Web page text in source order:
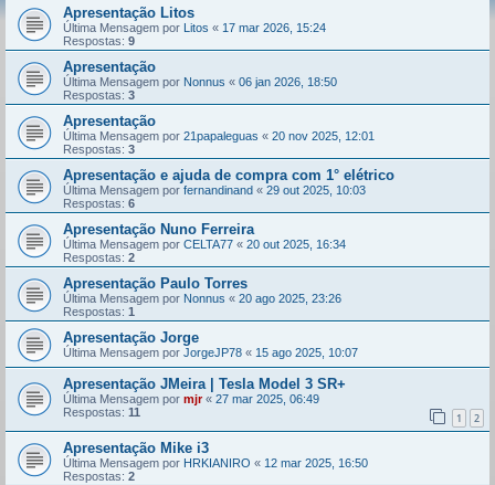
Apresentação Litos
Última Mensagem por Litos « 17 mar 2026, 15:24
Respostas: 9
Apresentação
Última Mensagem por Nonnus « 06 jan 2026, 18:50
Respostas: 3
Apresentação
Última Mensagem por 21papaleguas « 20 nov 2025, 12:01
Respostas: 3
Apresentação e ajuda de compra com 1° elétrico
Última Mensagem por fernandinand « 29 out 2025, 10:03
Respostas: 6
Apresentação Nuno Ferreira
Última Mensagem por CELTA77 « 20 out 2025, 16:34
Respostas: 2
Apresentação Paulo Torres
Última Mensagem por Nonnus « 20 ago 2025, 23:26
Respostas: 1
Apresentação Jorge
Última Mensagem por JorgeJP78 « 15 ago 2025, 10:07
Apresentação JMeira | Tesla Model 3 SR+
Última Mensagem por mjr« 27 mar 2025, 06:49
Respostas: 11 1 2
Apresentação Mike i3
Última Mensagem por HRKIANIRO « 12 mar 2025, 16:50
Respostas: 2